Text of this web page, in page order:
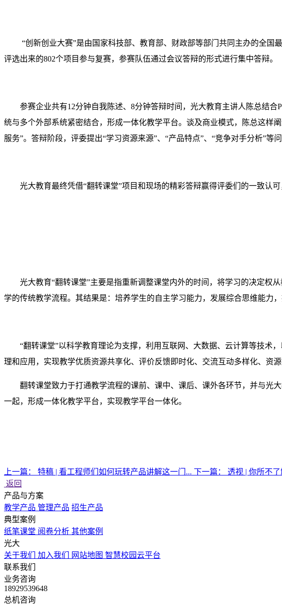
“创新创业大赛”是由国家科技部、教育部、财政部等部门共同主办的全国
评选出来的802个项目参与复赛，参赛队伍通过会议答辩的形式进行集中答辩。
参赛企业共有12分钟自我陈述、 8分钟答辩时间，光大教育主讲人陈总结合
统与多个外部系统紧密结合，形成一体化教学平台。谈及商业模式，陈总这样
服务”。答辩阶段，评委提出“学习资源来源”、“产品特点”、“竞争对手分析”等
光大教育最终凭借“翻转课堂”项目和现场的精彩答辩赢得评委们的一致认
光大教育“翻转课堂”主要是指重新调整课堂内外的时间，将学习的决定权
学的传统教学流程。其结果是：培养学生的自主学习能力，发展综合思维能力，
“翻转课堂”以科学教育理论为支撑，利用互联网、大数据、云计算等技术
理和应用，实现教学优质资源共享化、评价反馈即时化、交流互动多样化、资
翻转课堂致力于打通教学流程的课前、课中、课后、课外各环节，并与光
一起，形成一体化教学平台，实现教学平台一体化。
上一篇： 特稿 | 看工程师们如何玩转产品讲解这一门... 下一篇：
透视 | 你所不
返回
产品与方案
教学产品 管理产品 招生产品
典型案例
纸笔课堂 阅卷分析 其他案例
光大
关于我们 加入我们 网站地图 智慧校园云平台
联系我们
业务咨询
18929539648
总机咨询